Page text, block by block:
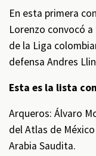
En esta primera
Lorenzo convocó
de la Liga
defensa Andres
Esta es la lista
Arqueros: Álvaro
del Atlas de
Arabia Saudita.